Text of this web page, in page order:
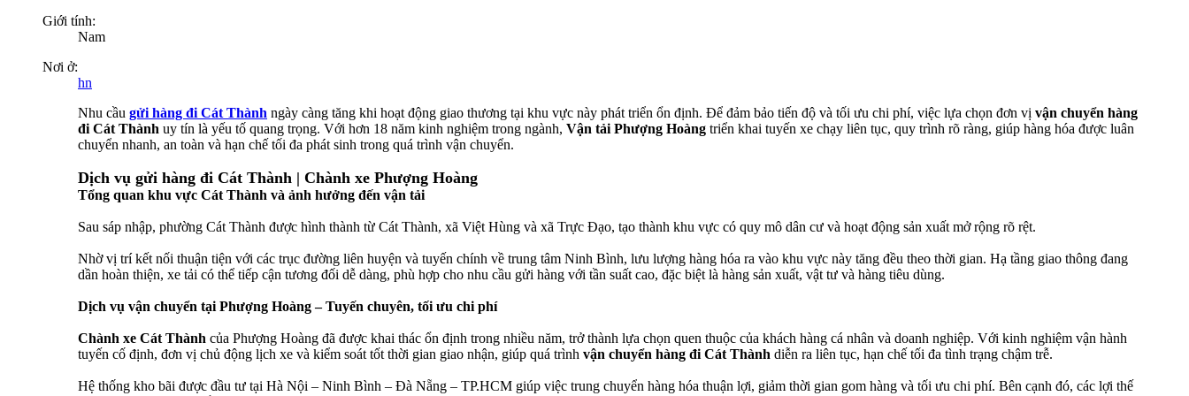
Giới tính:
Nam
Nơi ở:
hn
Nhu cầu gửi hàng đi Cát Thành ngày càng tăng khi hoạt động giao thương tại khu vực này phát triển ổn định. Để đảm bảo tiến độ và tối ưu chi phí, việc lựa chọn đơn vị vận chuyển hàng
đi Cát Thành uy tín là yếu tố quang trọng. Với hơn 18 năm kinh nghiệm trong ngành, Vận tải Phượng Hoàng triển khai tuyến xe chạy liên tục, quy trình rõ ràng, giúp hàng hóa được luân
chuyển nhanh, an toàn và hạn chế tối đa phát sinh trong quá trình vận chuyển.
Dịch vụ gửi hàng đi Cát Thành | Chành xe Phượng Hoàng
Tổng quan khu vực Cát Thành và ảnh hưởng đến vận tải
Sau sáp nhập, phường Cát Thành được hình thành từ Cát Thành, xã Việt Hùng và xã Trực Đạo, tạo thành khu vực có quy mô dân cư và hoạt động sản xuất mở rộng rõ rệt.
Nhờ vị trí kết nối thuận tiện với các trục đường liên huyện và tuyến chính về trung tâm Ninh Bình, lưu lượng hàng hóa ra vào khu vực này tăng đều theo thời gian. Hạ tầng giao thông đang
dần hoàn thiện, xe tải có thể tiếp cận tương đối dễ dàng, phù hợp cho nhu cầu gửi hàng với tần suất cao, đặc biệt là hàng sản xuất, vật tư và hàng tiêu dùng.
Dịch vụ vận chuyển tại Phượng Hoàng – Tuyến chuyên, tối ưu chi phí
Chành xe Cát Thành của Phượng Hoàng đã được khai thác ổn định trong nhiều năm, trở thành lựa chọn quen thuộc của khách hàng cá nhân và doanh nghiệp. Với kinh nghiệm vận hành
tuyến cố định, đơn vị chủ động lịch xe và kiểm soát tốt thời gian giao nhận, giúp quá trình vận chuyển hàng đi Cát Thành diễn ra liên tục, hạn chế tối đa tình trạng chậm trễ.
Hệ thống kho bãi được đầu tư tại Hà Nội – Ninh Bình – Đà Nẵng – TP.HCM giúp việc trung chuyển hàng hóa thuận lợi, giảm thời gian gom hàng và tối ưu chi phí. Bên cạnh đó, các lợi thế